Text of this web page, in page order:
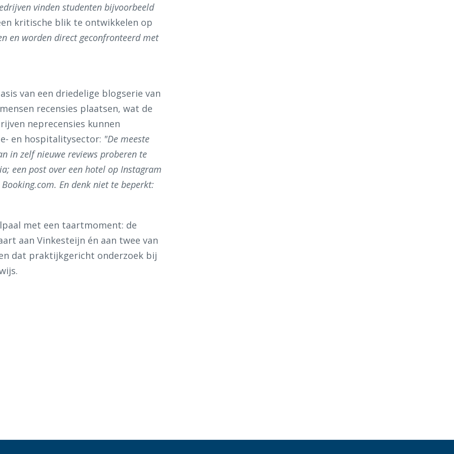
vinden studenten bijvoorbeeld
kritische blik te ontwikkelen op
en worden direct geconfronteerd met
van een driedelige blogserie van
recensies plaatsen, wat de
neprecensies kunnen
en hospitalitysector: "De meeste
in zelf nieuwe reviews proberen te
een post over een hotel op Instagram
En denk niet te beperkt:
met een taartmoment: de
aan Vinkesteijn én aan twee van
dat praktijkgericht onderzoek bij